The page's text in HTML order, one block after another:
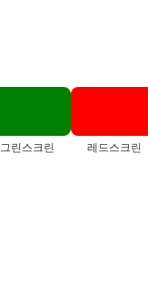
그린스크린 레드스크린